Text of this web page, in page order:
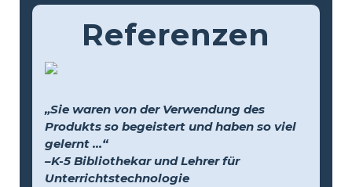
Referenzen
„Sie waren von der Verwendung des
Produkts so begeistert und haben so viel
gelernt …“
–K-5 Bibliothekar und Lehrer für
Unterrichtstechnologie